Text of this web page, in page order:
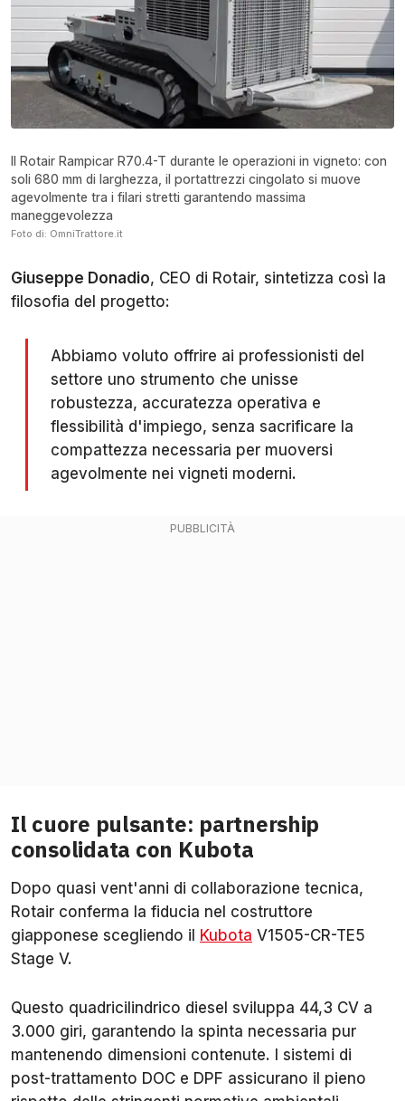
Il Rotair Rampicar R70.4-T durante le operazioni in vigneto: con
soli 680 mm di larghezza, il portattrezzi cingolato si muove
agevolmente tra i filari stretti garantendo massima
maneggevolezza
Foto di: OmniTrattore.it
Giuseppe Donadio, CEO di Rotair, sintetizza così la
filosofia del progetto:
Abbiamo voluto offrire ai professionisti del
settore uno strumento che unisse
robustezza, accuratezza operativa e
flessibilità d'impiego, senza sacrificare la
compattezza necessaria per muoversi
agevolmente nei vigneti moderni.
Il cuore pulsante: partnership
consolidata con Kubota
Dopo quasi vent'anni di collaborazione tecnica,
Rotair conferma la fiducia nel costruttore
giapponese scegliendo il Kubota V1505-CR-TE5
Stage V.
Questo quadricilindrico diesel sviluppa 44,3 CV a
3.000 giri, garantendo la spinta necessaria pur
mantenendo dimensioni contenute. I sistemi di
post-trattamento DOC e DPF assicurano il pieno